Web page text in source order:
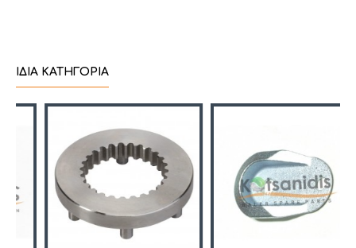
ΊΔΙΑ ΚΑΤΗΓΟΡΊΑ